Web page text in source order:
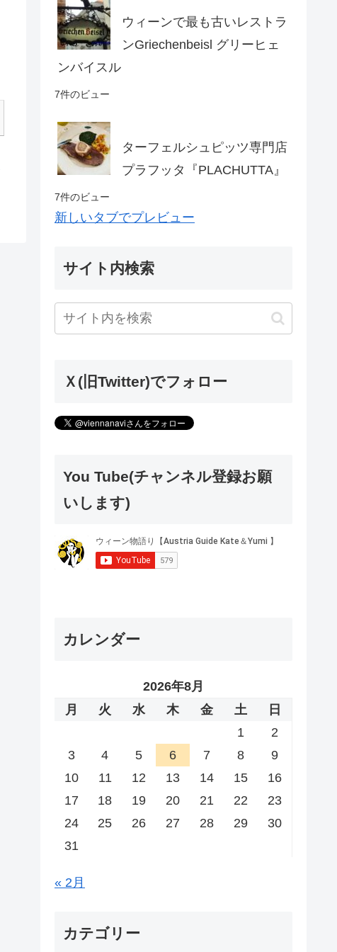
ウィーンで最も古いレストラ
ンGriechenbeisl グリーヒェ
ンバイスル
7件のビュー
ターフェルシュピッツ専門店
プラフッタ『PLACHUTTA』
7件のビュー
新しいタブでプレビュー
サイト内検索
Ｘ(旧Twitter)でフォロー
You Tube(チャンネル登録お願
いします)
カレンダー
2026年8月
月
火 水 木 金 土
日
1
2
3
4 5 6 7 8
9
10
11 12 13 14 15
16
17
18 19 20 21 22
23
24
25 26 27 28 29
30
31
« 2月
カテゴリー